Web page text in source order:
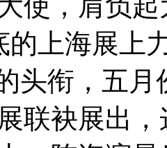
使，肩负
的上海展上
头衔，五
联袂展出